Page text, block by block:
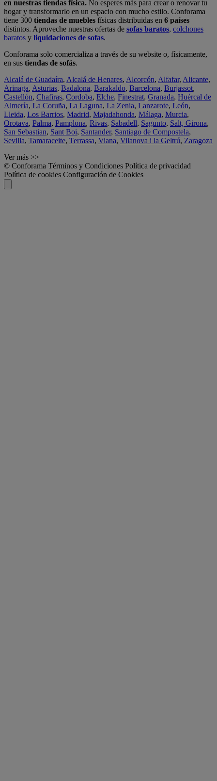
en nuestras tiendas física. No esperes más para crear o renovar tu
hogar y transformarlo en un espacio con mucho estilo. Conforama
tiene 300 tiendas de muebles físicas distribuidas en 6 países
distintos. Aproveche nuestras ofertas de sofas baratos, colchones
baratos y liquidaciones de sofas.
Conforama solo comercializa a través de su website o, físicamente,
en sus tiendas de sofás.
Alcalá de Guadaíra, Alcalá de Henares, Alcorcón, Alfafar, Alicante,
Arinaga, Asturias, Badalona, Barakaldo, Barcelona, Burjassot,
Castellón, Chafiras, Cordoba, Elche, Finestrat, Granada, Huércal de
Almería, La Coruña, La Laguna, La Zenia, Lanzarote, León,
Lleida, Los Barrios, Madrid, Majadahonda, Málaga, Murcia,
Orotava, Palma, Pamplona, Rivas, Sabadell, Sagunto, Salt, Girona,
San Sebastian, Sant Boi, Santander, Santiago de Compostela,
Sevilla, Tamaraceite, Terrassa, Viana, Vilanova i la Geltrú, Zaragoza
Ver más >>
© Conforama Términos y Condiciones Política de privacidad
Política de cookies Configuración de Cookies